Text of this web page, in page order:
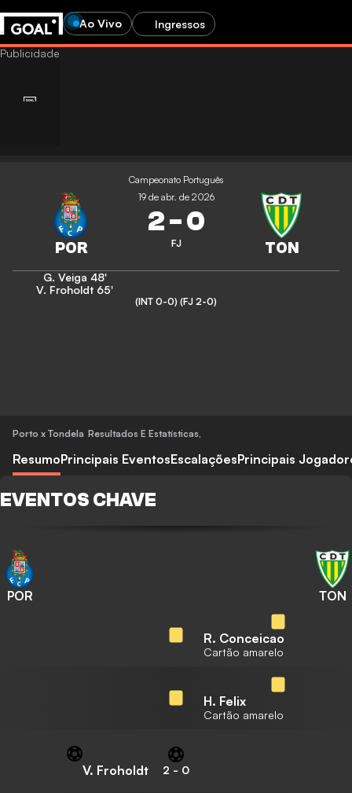
Ao Vivo Ingressos
Campeonato Português
19 de abr. de 2026
2-0
FJ
G. Veiga 48'
V. Froholdt 65'
(INT 0-0) (FJ 2-0)
Porto x Tondela Resultados E Estatísticas,
ResumoPrincipais EventosEscalaçõesPrincipais
EVENTOS CHAVE
POR TON
R. Conceicao
Cartão amarelo
H. Felix
Cartão amarelo
V. Froholdt 2 - 0